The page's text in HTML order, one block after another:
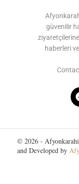
güvenilir
haberleri
© 2026 -
and Developed by